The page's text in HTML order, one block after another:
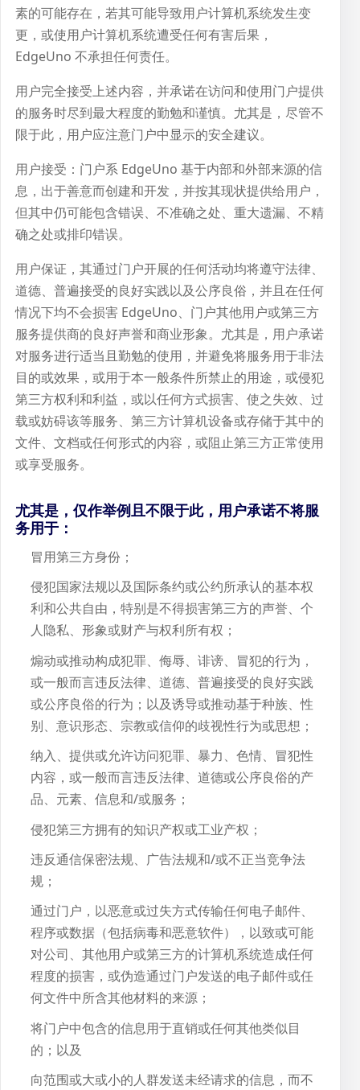
素的可能存在，若其可能导致用户计算机系统发生变
更，或使用户计算机系统遭受任何有害后果，
EdgeUno 不承担任何责任。
用户完全接受上述内容，并承诺在访问和使用门户提供
的服务时尽到最大程度的勤勉和谨慎。尤其是，尽管不
限于此，用户应注意门户中显示的安全建议。
用户接受：门户系 EdgeUno 基于内部和外部来源的信
息，出于善意而创建和开发，并按其现状提供给用户，
但其中仍可能包含错误、不准确之处、重大遗漏、不精
确之处或排印错误。
用户保证，其通过门户开展的任何活动均将遵守法律、
道德、普遍接受的良好实践以及公序良俗，并且在任何
情况下均不会损害 EdgeUno、门户其他用户或第三方
服务提供商的良好声誉和商业形象。尤其是，用户承诺
对服务进行适当且勤勉的使用，并避免将服务用于非法
目的或效果，或用于本一般条件所禁止的用途，或侵犯
第三方权利和利益，或以任何方式损害、使之失效、过
载或妨碍该等服务、第三方计算机设备或存储于其中的
文件、文档或任何形式的内容，或阻止第三方正常使用
或享受服务。
尤其是，仅作举例且不限于此，用户承诺不将服
务用于：
冒用第三方身份；
侵犯国家法规以及国际条约或公约所承认的基本权
利和公共自由，特别是不得损害第三方的声誉、个
人隐私、形象或财产与权利所有权；
煽动或推动构成犯罪、侮辱、诽谤、冒犯的行为，
或一般而言违反法律、道德、普遍接受的良好实践
或公序良俗的行为；以及诱导或推动基于种族、性
别、意识形态、宗教或信仰的歧视性行为或思想；
纳入、提供或允许访问犯罪、暴力、色情、冒犯性
内容，或一般而言违反法律、道德或公序良俗的产
品、元素、信息和/或服务；
侵犯第三方拥有的知识产权或工业产权；
违反通信保密法规、广告法规和/或不正当竞争法
规；
通过门户，以恶意或过失方式传输任何电子邮件、
程序或数据（包括病毒和恶意软件），以致或可能
对公司、其他用户或第三方的计算机系统造成任何
程度的损害，或伪造通过门户发送的电子邮件或任
何文件中所含其他材料的来源；
将门户中包含的信息用于直销或任何其他类似目
的；以及
向范围或大或小的人群发送未经请求的信息，而不